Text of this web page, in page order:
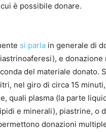
è possibile donare.
si parla in generale di
e donazione
del materiale donato.
nel giro di circa 15
quali plasma (la parte
e minerali), piastrine, o
donazioni